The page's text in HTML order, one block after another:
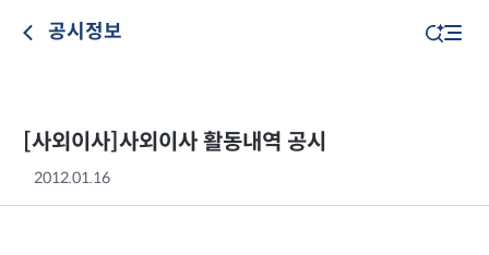
공시정보
[사외이사]사외이사 활동내역 공시
2012.01.16